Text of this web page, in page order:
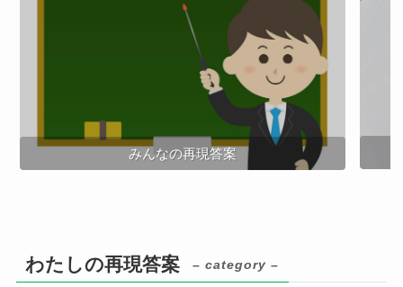
みんなの再現答案
わたしの再現答案 – category –